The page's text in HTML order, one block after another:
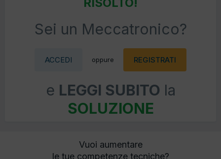
RISOLTO!
Sei un Meccatronico?
ACCEDI oppure REGISTRATI
e LEGGI SUBITO la
SOLUZIONE
Vuoi aumentare
le tue competenze tecniche?